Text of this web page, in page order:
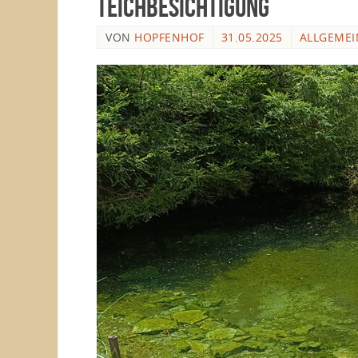
Teichbesichtigung
VON HOPFENHOF 31.05.2025